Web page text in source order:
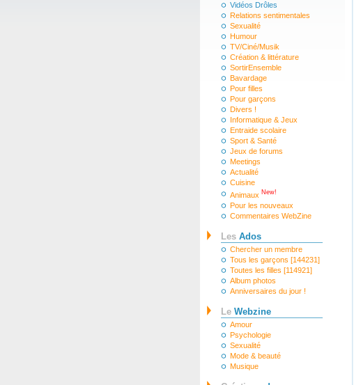
Vidéos Drôles
Relations sentimentales
Sexualité
Humour
TV/Ciné/Musik
Création & littérature
SortirEnsemble
Bavardage
Pour filles
Pour garçons
Divers !
Informatique & Jeux
Entraide scolaire
Sport & Santé
Jeux de forums
Meetings
Actualité
Cuisine
Animaux New!
Pour les nouveaux
Commentaires WebZine
Les Ados
Chercher un membre
Tous les garçons [144231]
Toutes les filles [114921]
Album photos
Anniversaires du jour !
Le Webzine
Amour
Psychologie
Sexualité
Mode & beauté
Musique